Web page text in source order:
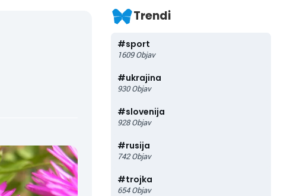
Trendi
#sport
1609 Objav
#ukrajina
930 Objav
#slovenija
928 Objav
#rusija
742 Objav
#trojka
654 Objav